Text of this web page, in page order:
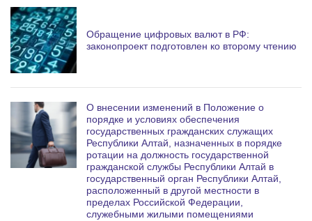
Обращение цифровых валют в РФ:
законопроект подготовлен ко второму чтению
О внесении изменений в Положение о
порядке и условиях обеспечения
государственных гражданских служащих
Республики Алтай, назначенных в порядке
ротации на должность государственной
гражданской службы Республики Алтай в
государственный орган Республики Алтай,
расположенный в другой местности в
пределах Российской Федерации,
служебными жилыми помещениями